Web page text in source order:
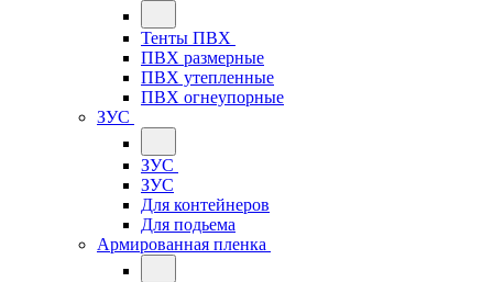
Тенты ПВХ
ПВХ размерные
ПВХ утепленные
ПВХ огнеупорные
ЗУС
ЗУС
ЗУС
Для контейнеров
Для подьема
Армированная пленка